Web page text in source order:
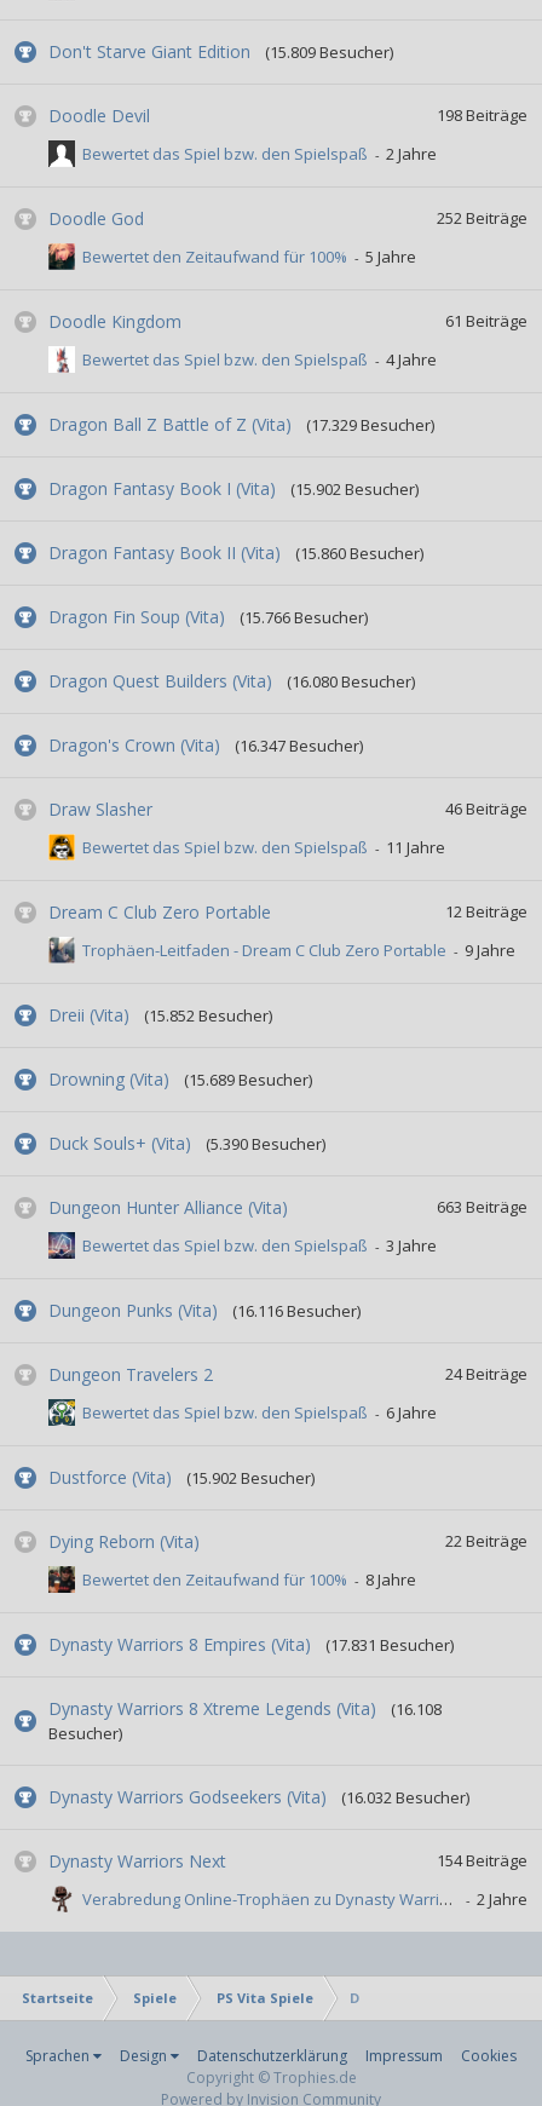
Don't Starve Giant Edition (15.809 Besucher)
Doodle Devil 198Beiträge
Bewertet das Spiel bzw. den Spielspaß
Doodle God 252Beiträge
Bewertet den Zeitaufwand für 100%
Doodle Kingdom 61 Beiträge
Bewertet das Spiel bzw. den Spielspaß
Dragon Ball Z Battle of Z (Vita) (17.329 Besucher)
Dragon Fantasy Book I (Vita) (15.902 Besucher)
Dragon Fantasy Book II (Vita) (15.860 Besucher)
Dragon Fin Soup (Vita) (15.766 Besucher)
Dragon Quest Builders (Vita) (16.080 Besucher)
Dragon's Crown (Vita) (16.347 Besucher)
Draw Slasher 46Beiträge
Bewertet das Spiel bzw. den Spielspaß
Dream C Club Zero Portable 12Beiträge
Trophäen-Leitfaden - Dream C Club Zero Portable
Dreii (Vita) (15.852 Besucher)
Drowning (Vita) (15.689 Besucher)
Duck Souls+ (Vita) (5.390 Besucher)
Dungeon Hunter Alliance (Vita) 663 Beiträge
Bewertet das Spiel bzw. den Spielspaß
Dungeon Punks (Vita) (16.116 Besucher)
Dungeon Travelers 2 24Beiträge
Bewertet das Spiel bzw. den Spielspaß
Dustforce (Vita) (15.902 Besucher)
Dying Reborn (Vita) 22Beiträge
Bewertet den Zeitaufwand für 100%
Dynasty Warriors 8 Empires (Vita) (17.831 Besucher)
Dynasty Warriors 8 Xtreme Legends (Vita)
(16.108
Besucher)
Dynasty Warriors Godseekers (Vita) (16.032 Besucher)
Dynasty Warriors Next 154Beiträge
Verabredung Online-Trophäen zu Dynasty Warriors Next
Startseite Spiele PS Vita Spiele D
Sprachen Design Datenschutzerklärung Impressum
Cookies
Copyright © Trophies.de
Powered by Invision Community